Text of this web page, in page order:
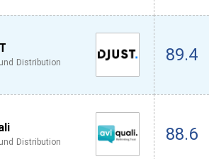
Distribution 89.4
Distribution 88.6